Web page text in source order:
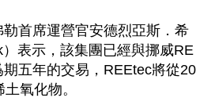
首席運營官安德烈亞斯．希
表示，該集團已經與挪威RE
五年的交易，REEtec將從20
氧化物。